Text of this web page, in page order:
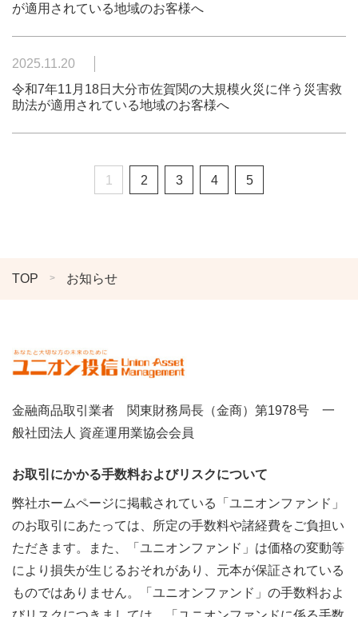
が適用されている地域のお客様へ
2025.11.20
令和7年11月18日大分市佐賀関の大規模火災に伴う災害救
助法が適用されている地域のお客様へ
1 2 3 4 5
TOP お知らせ
金融商品取引業者 関東財務局長（金商）第1978号 一
般社団法人 資産運用業協会会員
お取引にかかる手数料およびリスクについて
弊社ホームページに掲載されている「ユニオンファンド」
のお取引にあたっては、所定の手数料や諸経費をご負担い
ただきます。また、「ユニオンファンド」は価格の変動等
により損失が生じるおそれがあり、元本が保証されている
ものではありません。「ユニオンファンド」の手数料およ